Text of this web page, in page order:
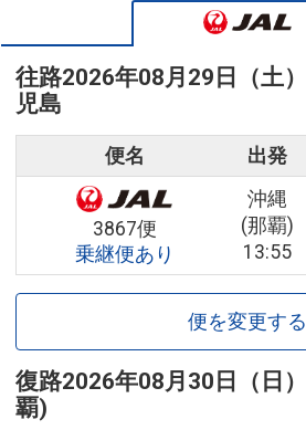
往路2026年08月29日（土）
児島
便名 出発
3867便
乗継便あり
沖縄
(那覇)
13:55
便を変更する
復路2026年08月30日（日）
覇)